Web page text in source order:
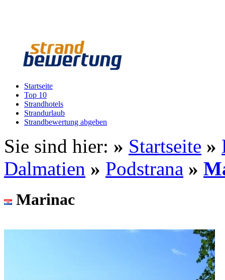
Startseite
Top 10
Strandhotels
Strandurlaub
Strandbewertung abgeben
Sie sind hier: » Startseite »
Dalmatien » Podstrana »
Marinac